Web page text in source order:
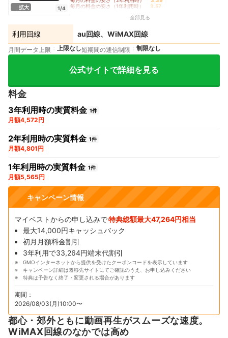
拡大 1/4 毎月の料金の安さ（1年利用時） 3.57
全部見る
利用回線 au回線、WiMAX回線
月間データ上限 上限なし短期間の通信制限 制限なし
公式サイトで詳細を見る
料金
3年利用時の実質料金 1件
月額4,572円
2年利用時の実質料金 1件
月額4,801円
1年利用時の実質料金 1件
月額5,565円
キャンペーン情報
マイベストからの申し込みで特典総額最大47,264円相当
最大14,000円キャッシュバック
初月月額料金割引
3年利用で33,264円端末代割引
GMOインターネットから提供を受けたクーポンコードを表示しています
キャンペーン詳細は遷移先サイトにてご確認のうえ、お申し込みください
特典は予告なく終了・変更される場合があります
期間：
2026/08/03(月)10:00〜
都心・郊外ともに動画再生がスムーズな速度。
WiMAX回線のなかでは高め